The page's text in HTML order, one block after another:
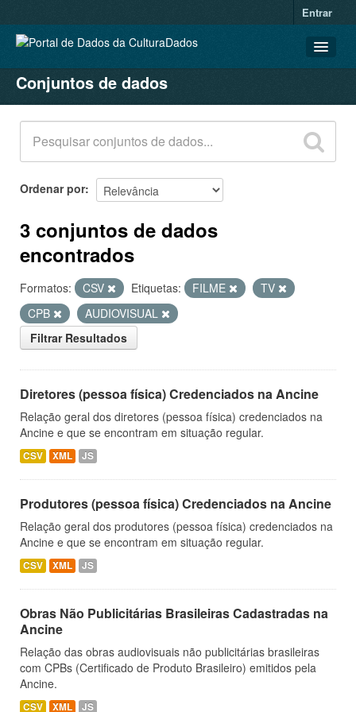
Entrar
CONJUNTOS DE DADOS
ORGANIZAÇÕES
GRUPOS
SOBRE
Conjuntos de dados
Ordenar por
3 conjuntos de dados
encontrados
Formatos: CSV Etiquetas: FILME
TV
CPB
AUDIOVISUAL
Filtrar Resultados
Diretores (pessoa física) Credenciados na Ancine
Relação geral dos diretores (pessoa física) credenciados na
Ancine e que se encontram em situação regular.
CSV XML JS
Produtores (pessoa física) Credenciados na Ancine
Relação geral dos produtores (pessoa física) credenciados na
Ancine e que se encontram em situação regular.
CSV XML JS
Obras Não Publicitárias Brasileiras Cadastradas na
Ancine
Relação das obras audiovisuais não publicitárias brasileiras
com CPBs (Certificado de Produto Brasileiro) emitidos pela
Ancine.
CSV XML JS